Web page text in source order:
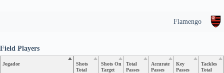
Flamengo
Jogador
Shots
Total
Shots On
Target
Total
Passes
Accurate
Passes
Key
Passes
Tackles
Total
Field Players